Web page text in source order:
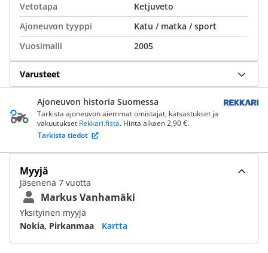
Vetotapa
Ketjuveto
Ajoneuvon tyyppi
Katu / matka / sport
Vuosimalli
2005
Varusteet
Ajoneuvon historia Suomessa
Tarkista ajoneuvon aiemmat omistajat, katsastukset ja
vakuutukset Rekkari.fistä. Hinta alkaen 2,90 €.
Tarkista tiedot
Myyjä
Jäsenenä 7 vuotta
Markus Vanhamäki
Yksityinen myyjä
Nokia, Pirkanmaa
Kartta